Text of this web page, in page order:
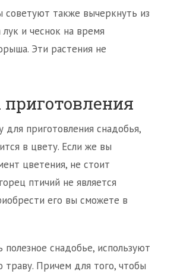
советуют также вычеркнуть из
и чеснок на время
Эти растения не
для приготовления снадобья,
в цвету. Если же вы
цветения, не стоит
птичий не является
его вы сможете в
полезное снадобье, используют
Причем для того, чтобы